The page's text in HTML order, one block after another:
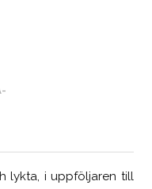
lykta, i uppföljaren till